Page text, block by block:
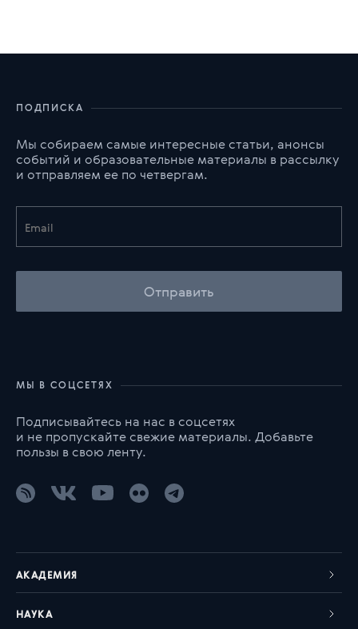
ПОДПИСКА
Мы собираем самые интересные статьи, анонсы
событий и образовательные материалы в рассылку
и отправляем ее по четвергам.
Отправить
МЫ В СОЦСЕТЯХ
Подписывайтесь на нас в соцсетях
и не пропускайте свежие материалы. Добавьте
пользы в свою ленту.
АКАДЕМИЯ
НАУКА